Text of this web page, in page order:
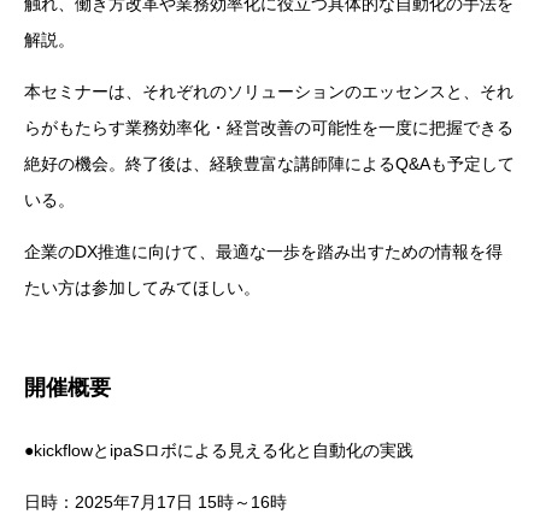
解説。
本セミナーは、それぞれのソリューションのエッセンスと、それ
らがもたらす業務効率化・経営改善の可能性を一度に把握できる
絶好の機会。終了後は、経験豊富な講師陣によるQ&Aも予定して
いる。
企業のDX推進に向けて、最適な一歩を踏み出すための情報を得
たい方は参加してみてほしい。
開催概要
●kickflowとipaSロボによる見える化と自動化の実践
日時：2025年7月17日 15時～16時